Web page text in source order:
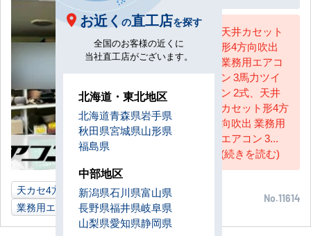
AC担当
天井カセット
形4方向吹出
業務用エアコ
ン 3馬力ツイ
ン 2式、天井
カセット形4方
向吹出 業務用
エアコン 3...
(続きを読む)
天カセ4方向 3馬力 陶芸教室
大阪府
業務用エアコン
No.11614
お近く の直工店を探す
全国のお客様の近くに
当社直工店がございます。
北海道・東北地区
北海道青森県岩手県
秋田県宮城県山形県
福島県
中部地区
新潟県石川県富山県
長野県福井県岐阜県
山梨県愛知県静岡県